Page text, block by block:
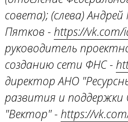
совета); (слева)
Пятков - https://
руководитель
созданию сети ФНС -
директор АНО
развития и
"Вектор" - https://